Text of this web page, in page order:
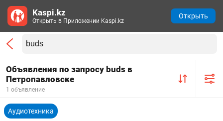
Объявления по запросу buds в
Петропавловске
1 объявление
Аудиотехника
Kaspi.kz
Открыть в Приложении Kaspi.kz
Открыть